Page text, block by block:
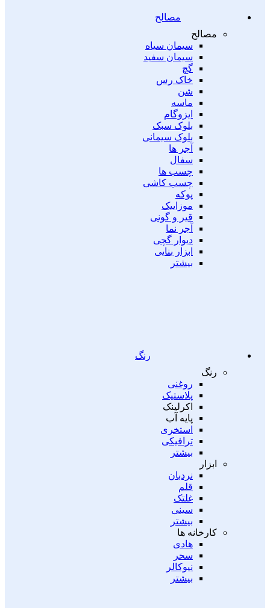
مصالح
مصالح
سیمان سیاه
سیمان سفید
گچ
خاک رس
شن
ماسه
ایزوگام
بلوک سبک
بلوک سیمانی
آجر ها
سفال
چسب ها
چسب کاشی
پوکه
موزاییک
قیر و گونی
آجر نما
دیوار گچی
ابزار بنایی
بیشتر
رنگ
رنگ
روغنی
پلاستیک
اکرلینک
پایه آب
استخری
ترافیکی
بیشتر
ابزار
نردبان
قلم
غلتک
سینی
بیشتر
کارخانه ها
هادی
سحر
نیوکالر
بیشتر